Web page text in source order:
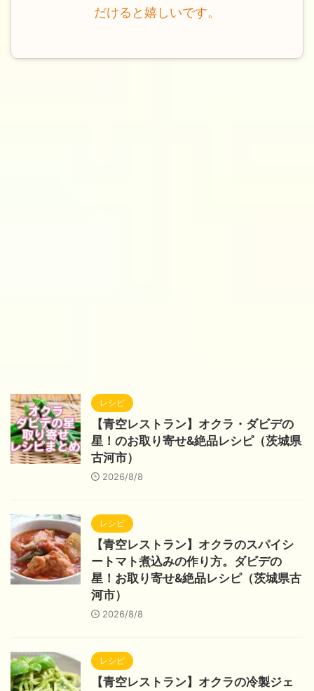
だけると嬉しいです。
レシピ
【青空レストラン】オクラ・ダビデの
星！のお取り寄せ&絶品レシピ（茨城県
古河市）
2026/8/8
レシピ
【青空レストラン】オクラのスパイシ
ートマト煮込みの作り方。ダビデの
星！お取り寄せ&絶品レシピ（茨城県古
河市）
2026/8/8
レシピ
【青空レストラン】オクラの冷製ジェ